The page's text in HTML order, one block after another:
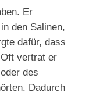
Er
den Salinen,
dafür, dass
vertrat er
des
Dadurch